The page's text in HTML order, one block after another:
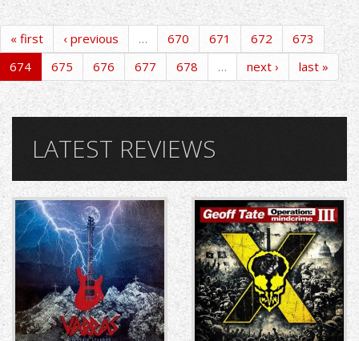
« first ‹ previous … 670 671 672
673
674
675 676 677 678 … next › last »
LATEST REVIEWS